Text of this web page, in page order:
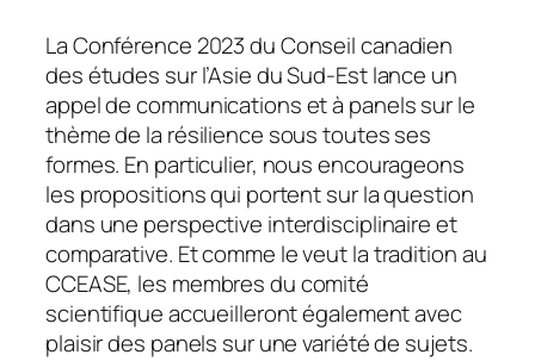
La Conférence 2023 du Conseil canadien
des études sur l’Asie du Sud-Est lance un
appel de communications et à panels sur le
thème de la résilience sous toutes ses
formes. En particulier, nous encourageons
les propositions qui portent sur la question
dans une perspective interdisciplinaire et
comparative. Et comme le veut la tradition au
CCEASE, les membres du comité
scientifique accueilleront également avec
plaisir des panels sur une variété de sujets.